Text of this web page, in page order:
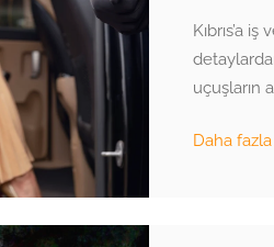
Kıbrıs’a
uçuşların
Daha